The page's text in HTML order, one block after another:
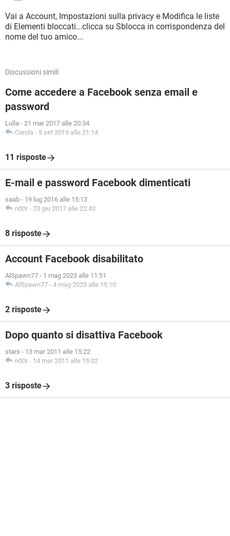
Vai a Account, Impostazioni sulla privacy e Modifica le liste
di Elementi bloccati...clicca su Sblocca in corrispondenza del
nome del tuo amico...
Discussioni simili
Come accedere a Facebook senza email e
password
Lulla - 21 mar 2017 alle 20:34
Carola - 5 set 2019 alle 21:14
11 risposte
E-mail e password Facebook dimenticati
saab - 19 lug 2016 alle 15:13
n00r - 23 giu 2017 alle 22:43
8 risposte
Account Facebook disabilitato
AlSpawn77 - 1 mag 2023 alle 11:51
AlSpawn77 - 4 mag 2023 alle 15:10
2 risposte
Dopo quanto si disattiva Facebook
stars - 13 mar 2011 alle 15:22
n00r - 14 mar 2011 alle 15:02
3 risposte